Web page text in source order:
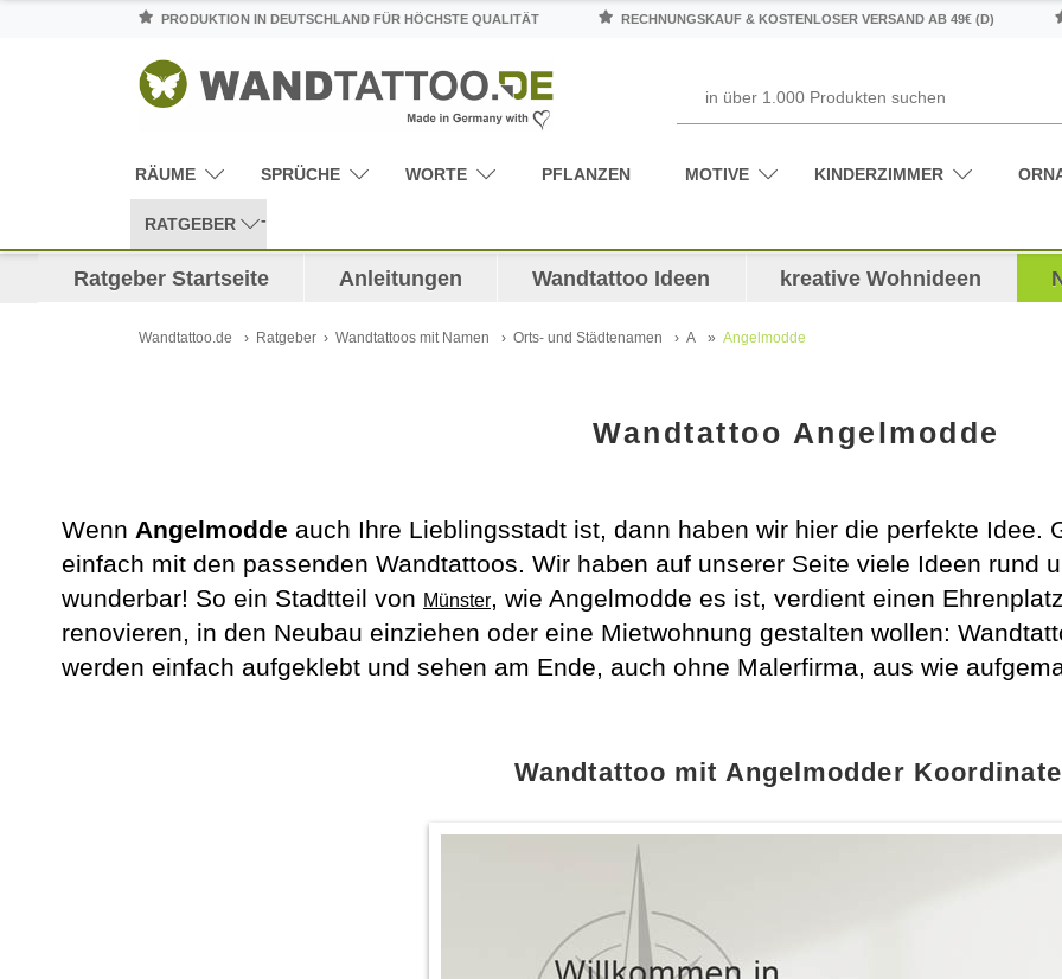
PRODUKTION IN DEUTSCHLAND FÜR HÖCHSTE QUALITÄT RECHNUNGSKAUF & KOSTENLOSER VERSAND AB 49€ (D)
RÄUME SPRÜCHE WORTE PFLANZEN MOTIVE KINDERZIMMER
RATGEBER
Ratgeber Startseite Anleitungen Wandtattoo Ideen kreative Wohnideen
Wandtattoo.de Ratgeber Wandtattoos mit Namen Orts- und Städtenamen A Angelmodde
Wandtattoo Angelmodde
Wenn Angelmodde auch Ihre Lieblingsstadt ist, dann haben wir hier die perfekte Idee.
einfach mit den passenden Wandtattoos. Wir haben auf unserer Seite viele Ideen rund
wunderbar! So ein Stadtteil von Münster, wie Angelmodde es ist, verdient einen
renovieren, in den Neubau einziehen oder eine Mietwohnung gestalten wollen:
werden einfach aufgeklebt und sehen am Ende, auch ohne Malerfirma, aus wie
Wandtattoo mit Angelmodder